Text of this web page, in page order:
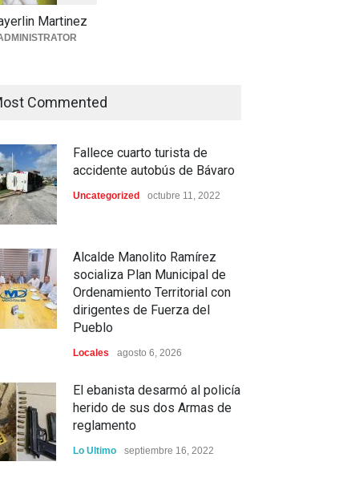
coerción contra mujer
acusada de homicidio en
Martinez
Commented
Fallece cuarto turista de
accidente autobús de Bávaro
Uncategorized octubre 11, 2022
Alcalde Manolito Ramírez
socializa Plan Municipal de
Ordenamiento Territorial con
dirigentes de Fuerza del
Pueblo
Locales agosto 6, 2026
El ebanista desarmó al policía
herido de sus dos Armas de
reglamento
Lo Ultimo septiembre 16, 2022